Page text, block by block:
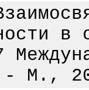
- М.,